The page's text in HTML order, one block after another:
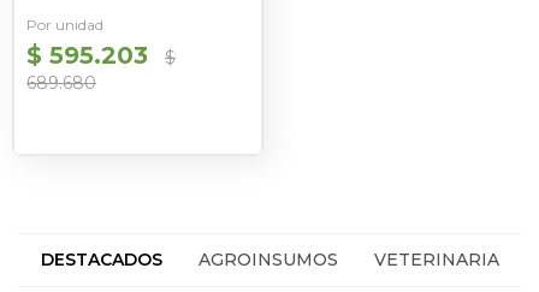
Por unidad
$ 595.203
$
689.680
DESTACADOS AGROINSUMOS VETERINARIA